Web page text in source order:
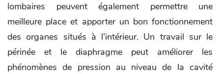
lombaires peuvent également permettre une
meilleure place et apporter un bon fonctionnement
des organes situés à l’intérieur. Un travail sur le
périnée et le diaphragme peut améliorer les
phénomènes de pression au niveau de la cavité